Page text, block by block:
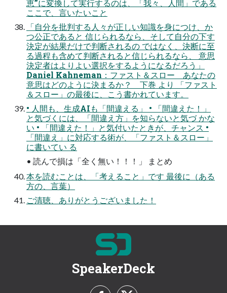
恵”に変換して実⾏するのは、「我々、⼈間」である
ここで、⾔いたいこと
「⾃分を批判する⼈々が正しい知識を⾝につけ、か
つ公正であると 信じられるなら、そして⾃分の下す
決定が結果だけで判断されるの ではなく、決断に⾄
る過程も含めて判断されると信じられるなら、 意思
決定者はよりよい選択をするようになるだろう」
Daniel Kahneman：ファスト＆スロー あなたの
意思はどのように決まるか？ 下巻 より 「ファスト
＆スロー」の最後に、こう書かれています。
• ⼈間も、⽣成AIも「間違える」 • 「間違えた！」
と気づくには、「間違え⽅」を知らないと気づ かな
い • 「間違えた！」と気付いたときが、チャンス •
「間違え」に対応する術が、「ファスト＆スロー」
に書いてい る
• 読んで損は「全く無い！！！」 まとめ
本を読むことは、「考えること」です 最後に（ある
⽅の、⾔葉）
ご清聴、ありがとうございました！
SpeakerDeck